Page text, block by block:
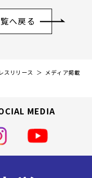
へ戻る
スリリース
メディア掲載
MEDIA